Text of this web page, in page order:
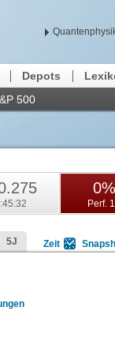
500
Depots
0%
Perf.
5J Zeit